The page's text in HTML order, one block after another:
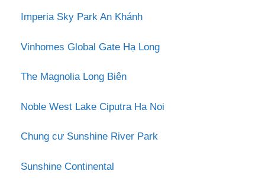
Imperia Sky Park An Khánh
Vinhomes Global Gate Hạ Long
The Magnolia Long Biên
Noble West Lake Ciputra Ha Noi
Chung cư Sunshine River Park
Sunshine Continental